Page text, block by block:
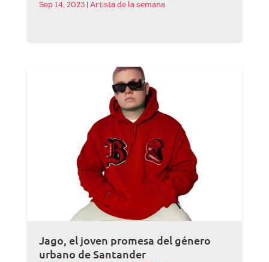
Sep 14, 2023| Artista de la semana
Jago, el joven promesa del género
urbano de Santander